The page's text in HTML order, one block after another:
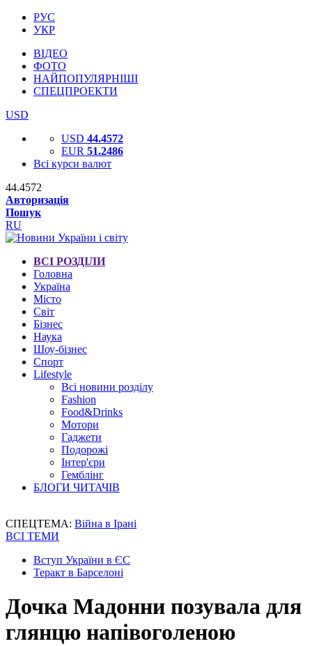
РУС
УКР
ВІДЕО
ФОТО
НАЙПОПУЛЯРНІШІ
СПЕЦПРОЕКТИ
USD
USD 44.4572
EUR 51.2486
Всі курси валют
44.4572
Авторизація
Пошук
RU
ВСІ РОЗДІЛИ
Головна
Україна
Місто
Світ
Бізнес
Наука
Шоу-бізнес
Спорт
Lifestyle
Всі новини розділу
Fashion
Food&Drinks
Мотори
Гаджети
Подорожі
Інтер'єри
Гемблінг
БЛОГИ ЧИТАЧІВ
СПЕЦТЕМА: Війна в Ірані
ВСІ ТЕМИ
Вступ України в ЄС
Теракт в Барселоні
Дочка Мадонни позувала для
глянцю напівоголеною